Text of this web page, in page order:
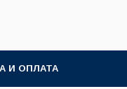
И ОПЛАТА